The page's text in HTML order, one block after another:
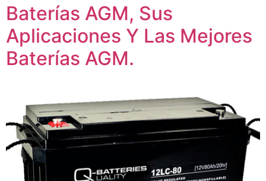
Baterías AGM, Sus
Aplicaciones Y Las Mejores
Baterías AGM.